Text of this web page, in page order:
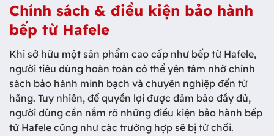
Chính sách & điều kiện bảo hành
bếp từ Hafele
Khi sở hữu một sản phẩm cao cấp như bếp từ Hafele,
người tiêu dùng hoàn toàn có thể yên tâm nhờ chính
sách bảo hành minh bạch và chuyên nghiệp đến từ
hãng. Tuy nhiên, để quyền lợi được đảm bảo đầy đủ,
người dùng cần nắm rõ những điều kiện bảo hành bếp
từ Hafele cũng như các trường hợp sẽ bị từ chối.